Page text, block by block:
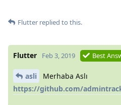
Flutter replied to this.
Flutter Feb 3, 2019 Best
asli
Merhaba Aslı
https://github.com/